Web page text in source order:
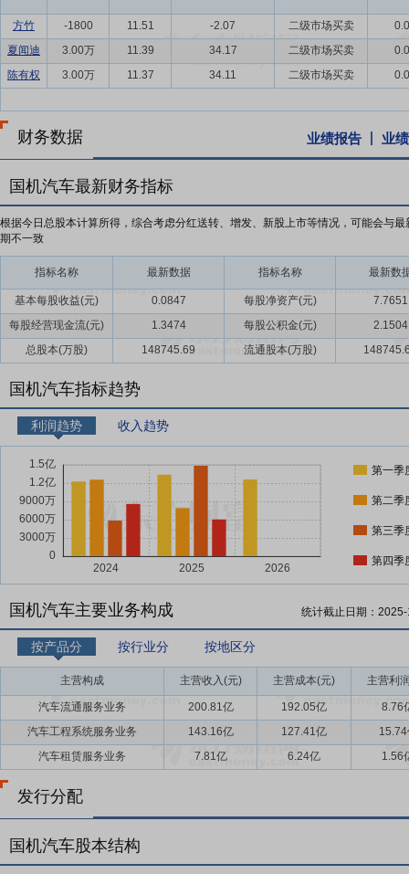
方竹 -1800 11.51 -2.07 二级市场买卖
夏闻迪
3.00万 11.39 34.17 二级市场买卖
陈有权
3.00万 11.37 34.11 二级市场买卖
财务数据 业绩报告 业
国机汽车最新财务指标
根据今日总股本计算所得，综合考虑分红送转、增发、新股上市等情况，可能会与最
期不一致
指标名称 最新数据 指标名称 最新数
基本每股收益(元) 0.0847 每股净资产(元)
7.7651
每股经营现金流(元)
1.3474 每股公积金(元)
2.1504
总股本(万股)
148745.69 流通股本(万股)
国机汽车指标趋势
利润趋势 收入趋势
第一季
第二季
第三季
第四季
国机汽车主要业务构成 统计截止日期：
按产品分 按行业分 按地区分
主营构成 主营收入(元) 主营成本(元) 主营利
汽车流通服务业务 200.81亿 192.05亿
8.76
汽车工程系统服务业务
143.16亿 127.41亿
15.74
汽车租赁服务业务
7.81亿 6.24亿 1.56
发行分配
国机汽车股本结构